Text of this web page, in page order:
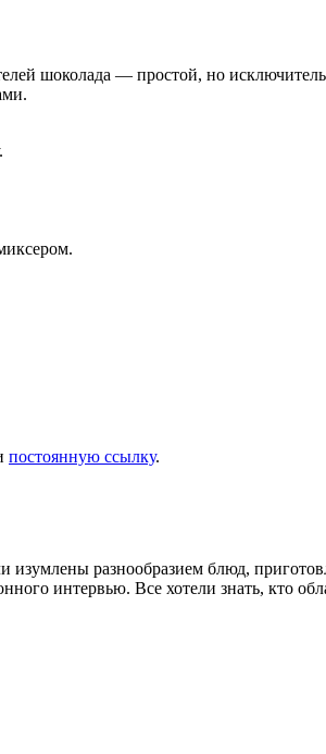
шоколада — простой, но
постоянную ссылку.
изумлены разнообразием блюд,
интервью. Все хотели знать, кто